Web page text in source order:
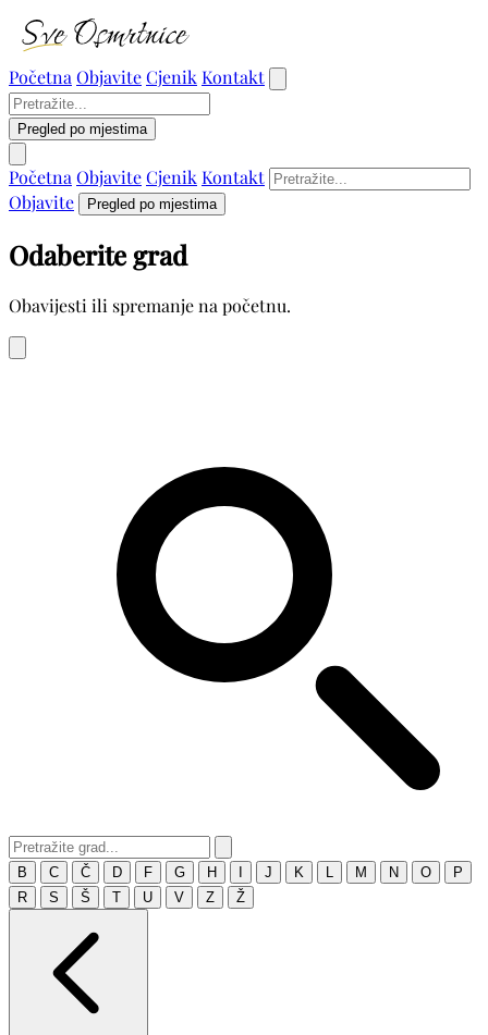
Početna ObjaviteCjenik Kontakt
Pregled po mjestima
Početna ObjaviteCjenik Kontakt
Objavite
Pregled po mjestima
Odaberite grad
Obavijesti ili spremanje na početnu.
B C Č D F G H J K M N O
P
R
S Š T U V Z Ž